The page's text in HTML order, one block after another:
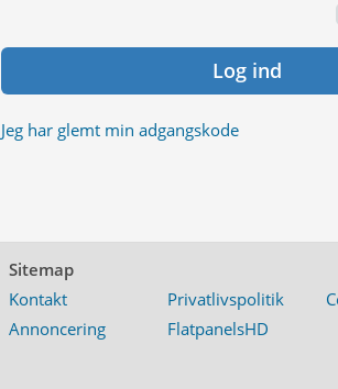
Log ind
Jeg har glemt min adgangskode
Sitemap
Kontakt
Privatlivspolitik
Annoncering
FlatpanelsHD